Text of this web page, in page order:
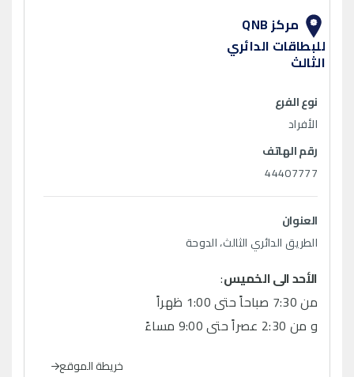
مركز QNB
للبطاقات الدائري
الثالث
نوع الفرع
الأفراد
رقم الهاتف
44407777
العنوان
الطريق الدائري الثالث، الدوحة
الأحد الى الخميس:
من 7:30 صباحاً حتى 1:00 ظهراً
و من 2:30 عصراً حتى 9:00 مساءً
خريطة الموقع